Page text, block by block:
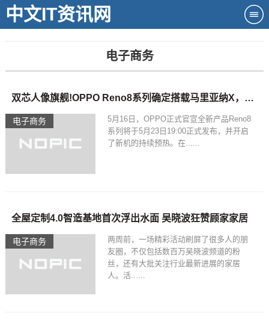
中文IT资讯网
电子商务
电子商务
双芯人像旗舰!OPPO Reno8系列确定搭载马里亚纳X，影像能力大提升
5月16日，OPPO正式官宣全新产品Reno8
系列将于5月23日19:00正式发布，并开启
了新机的持续预热。在......
电子商务
全屋定制4.0智造基地首次浮出水面 吴晓波狂赞顾家家居
两周前，一场精彩活动刷屏了很多人的朋
友圈，不仅包括数百万吴晓波频道的粉
丝，还有大批关注行业最新进展的家居
人。活......